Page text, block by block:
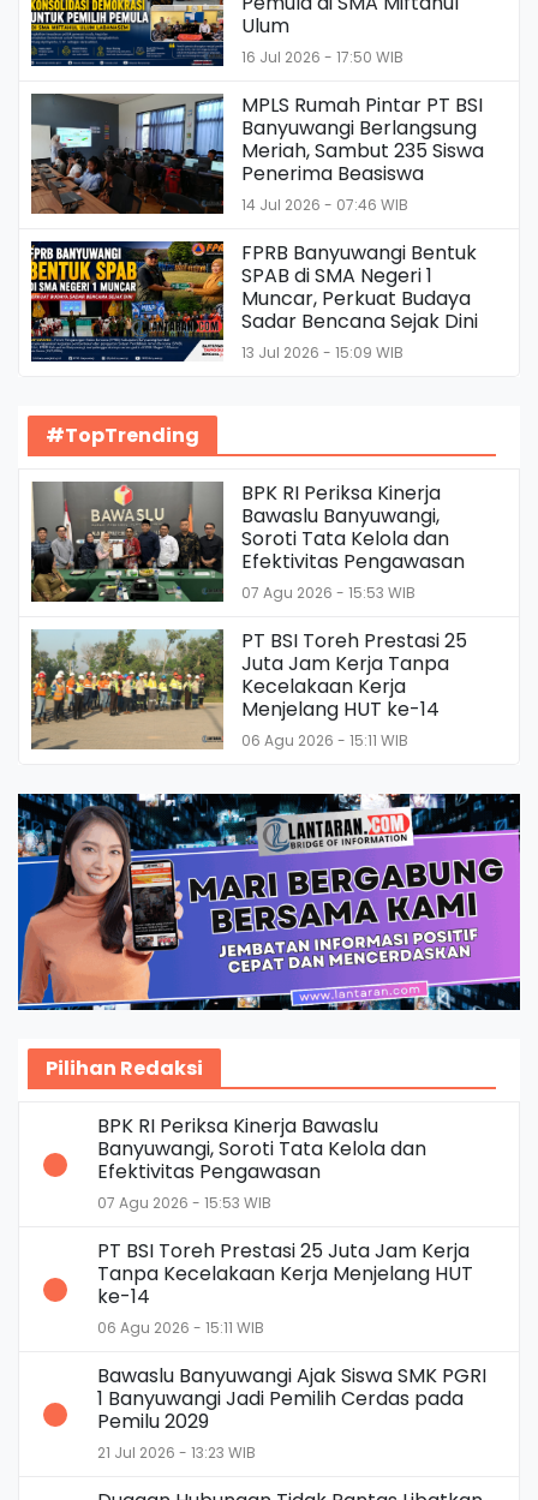
Ulum
16 Jul 2026 - 17:50 WIB
MPLS Rumah Pintar PT BSI
Banyuwangi Berlangsung
Meriah, Sambut 235 Siswa
Penerima Beasiswa
14 Jul 2026 - 07:46 WIB
FPRB Banyuwangi Bentuk
SPAB di SMA Negeri 1
Muncar, Perkuat Budaya
Sadar Bencana Sejak Dini
13 Jul 2026 - 15:09 WIB
#TopTrending
BPK RI Periksa Kinerja
Bawaslu Banyuwangi,
Soroti Tata Kelola dan
Efektivitas Pengawasan
07 Agu 2026 - 15:53 WIB
PT BSI Toreh Prestasi 25
Juta Jam Kerja Tanpa
Kecelakaan Kerja
Menjelang HUT ke-14
06 Agu 2026 - 15:11 WIB
Pilihan Redaksi
BPK RI Periksa Kinerja Bawaslu
Banyuwangi, Soroti Tata Kelola dan
Efektivitas Pengawasan
07 Agu 2026 - 15:53 WIB
PT BSI Toreh Prestasi 25 Juta Jam Kerja
Tanpa Kecelakaan Kerja Menjelang HUT
ke-14
06 Agu 2026 - 15:11 WIB
Bawaslu Banyuwangi Ajak Siswa SMK PGRI
1 Banyuwangi Jadi Pemilih Cerdas pada
Pemilu 2029
21 Jul 2026 - 13:23 WIB